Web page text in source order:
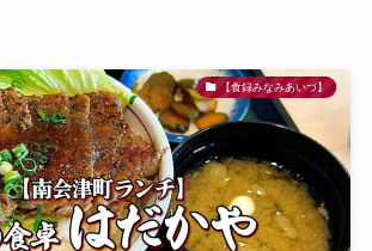
【食録みなみあいづ】